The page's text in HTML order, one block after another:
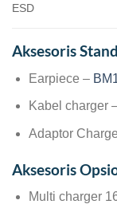
ESD
Aksesoris
Earpiece –
Kabel charger
Adaptor
Aksesoris
Multi charger